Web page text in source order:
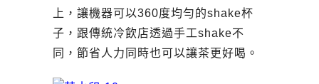
上，讓機器可以360度均勻的shake杯
子，跟傳統冷飲店透過手工shake不
同，節省人力同時也可以讓茶更好喝。